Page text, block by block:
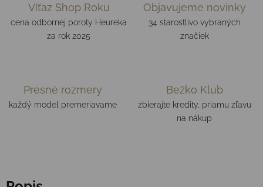
Víťaz Shop Roku
cena odbornej poroty Heureka
za rok 2025
Objavujeme novinky
34 starostlivo vybraných
značiek
Presné rozmery
každý model premeriavame
Bežko Klub
zbierajte kredity, priamu zľavu
na nákup